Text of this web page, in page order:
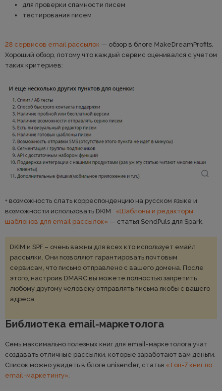
для проверки спамности писем
тестирования писем
28 сервисов email рассылок — обзор в блоге MakeDreamProfits.
Хороший обзор, потому что каждый сервис оценивался с учетом
таких критериев:
+ возможность слать корреспонденцию на русском языке и
возможности использовать DKIM «Шаблоны и редакторы
шаблонов для email рассылок» — статья SendPuls для Spark.
DKIM и SPF – очень важны для всех кто использует емайл
рассылки. Они позволяют гарантировать почтовым
сервисам, что письмо отправлено с вашего домена. После
этого, настроив DMARC вы можете полностью запретить
любому другому человеку отправлять письма якобы с вашего
адреса.
Библиотека email-маркетолога
Семь максимально полезных книг для email-маркетолога учат
создавать отличные рассылки, которые заработают вам деньги.
Список можно увидеть в блоге unisender, статья «Топ-7 книг по
email-маркетингу».